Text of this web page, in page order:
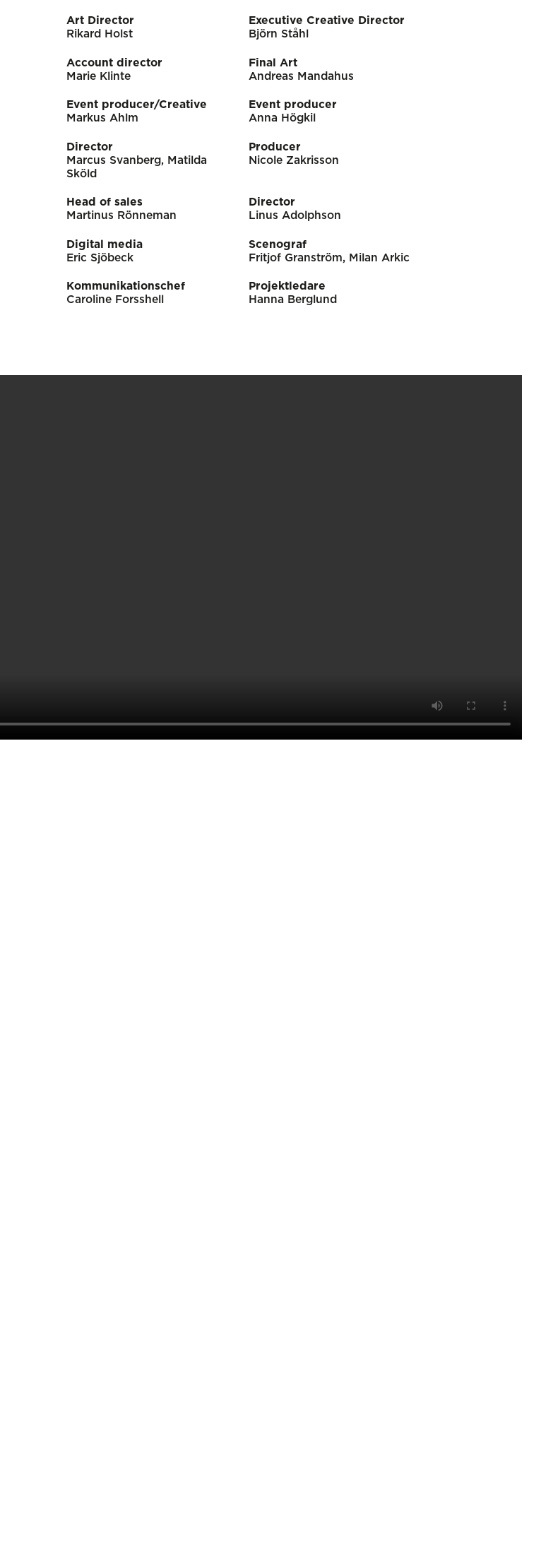
Art Director
Rikard Holst
Executive Creative Director
Björn Ståhl
Account director
Marie Klinte
Final Art
Andreas Mandahus
Event producer/Creative
Markus Ahlm
Event producer
Anna Högkil
Director
Marcus Svanberg, Matilda
Sköld
Producer
Nicole Zakrisson
Head of sales
Martinus Rönneman
Director
Linus Adolphson
Digital media
Eric Sjöbeck
Scenograf
Fritjof Granström, Milan Arkic
Kommunikationschef
Caroline Forsshell
Projektledare
Hanna Berglund